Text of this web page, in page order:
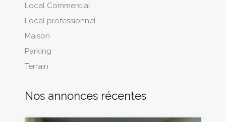
Local Commercial
Local professionnel
Maison
Parking
Terrain
Nos annonces récentes